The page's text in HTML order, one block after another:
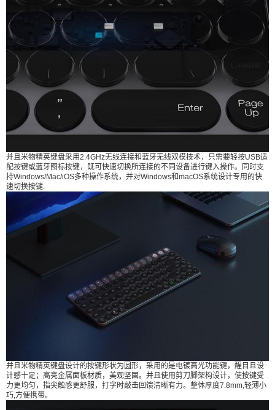
并且米物精英键盘采用2.4GHz无线连接和蓝牙无线双模技术，只需要轻按USB适
配按键或蓝牙图标按键，既可快速切换所连接的不同设备进行键入操作。同时支
持Windows/Mac/iOS多种操作系统，并对Windows和macOS系统设计专用的快
速切换按键.
并且米物精英键盘设计的按键形状为圆形，采用的是电镀高光功能键，醒目且设
计感十足；高亮金属面板材质，美观坚固。并且使用剪刀脚架构设计，使按键受
力更均匀，指尖触感更舒服，打字时敲击回馈清晰有力。整体厚度7.8mm,轻薄小
巧,方便携带。
藏